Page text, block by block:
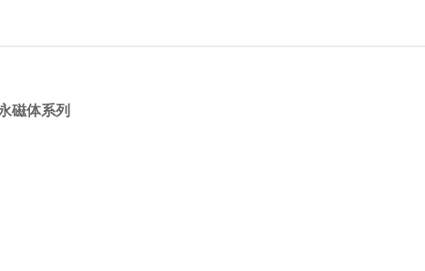
磁体系列